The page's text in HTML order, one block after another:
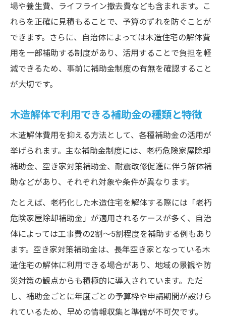
場や養生費、ライフライン撤去費なども含まれます。こ
れらを正確に見積もることで、予算のずれを防ぐことが
できます。さらに、自治体によっては木造住宅の解体費
用を一部補助する制度があり、活用することで負担を軽
減できるため、事前に補助金制度の有無を確認すること
が大切です。
木造解体で利用できる補助金の種類と特徴
木造解体費用を抑える方法として、各種補助金の活用が
挙げられます。主な補助金制度には、老朽危険家屋除却
補助金、空き家対策補助金、耐震改修促進に伴う解体補
助などがあり、それぞれ対象や条件が異なります。
たとえば、老朽化した木造住宅を解体する際には「老朽
危険家屋除却補助金」が適用されるケースが多く、自治
体によっては工事費の2割〜5割程度を補助する例もあり
ます。空き家対策補助金は、長年空き家となっている木
造住宅の解体に利用できる場合があり、地域の景観や防
災対策の観点からも積極的に導入されています。ただ
し、補助金ごとに年度ごとの予算枠や申請期間が設けら
れているため、早めの情報収集と準備が不可欠です。